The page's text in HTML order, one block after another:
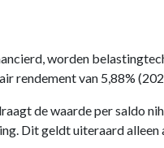
worden
rendement van 5,88%
de waarde per saldo
Dit geldt uiteraard